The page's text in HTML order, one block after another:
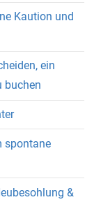
Kaution und
ein
buchen
spontane
&